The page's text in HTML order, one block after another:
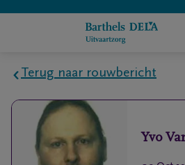
Home
Wie
zijn
Terug naar rouwbericht
Yvo